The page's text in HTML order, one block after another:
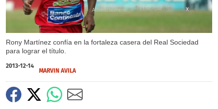
Rony Martínez confía en la fortaleza casera del Real Sociedad
para lograr el título.
X
2013-12-14
MARVIN AVILA